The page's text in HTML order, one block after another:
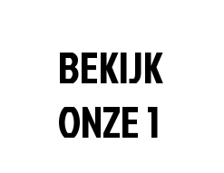
BEKIJK
ONZE 1